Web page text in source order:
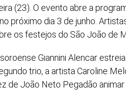
(23). O evento abre a
próximo dia 3 de junho.
os festejos do São João de
Giannini Alencar
trio, a artista Caroline
de João Neto Pegadão